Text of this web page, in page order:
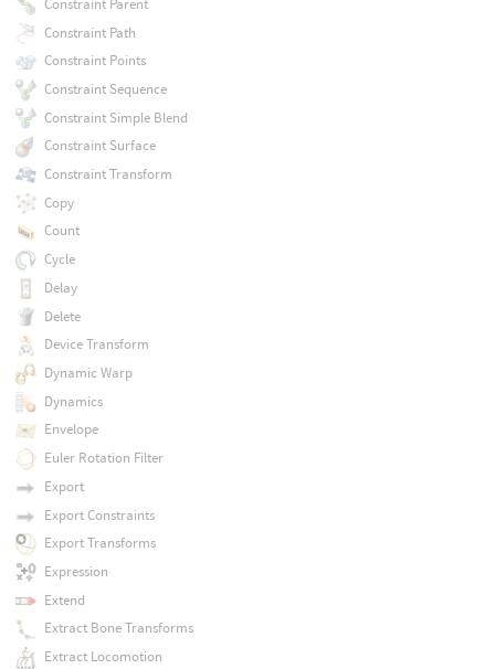
Constraint Path
Constraint Points
Constraint Sequence
Constraint Simple Blend
Constraint Surface
Constraint Transform
Copy
Count
Cycle
Delay
Delete
Device Transform
Dynamic Warp
Dynamics
Envelope
Euler Rotation Filter
Export
Export Constraints
Export Transforms
Expression
Extend
Extract Bone Transforms
Extract Locomotion